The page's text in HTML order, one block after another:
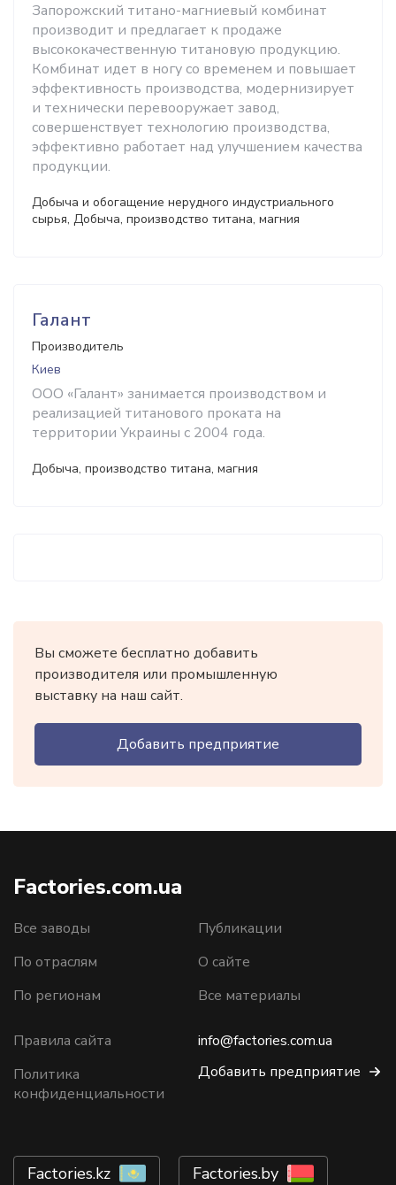
Запорожский титано-магниевый комбинат
производит и предлагает к продаже
высококачественную титановую продукцию.
Комбинат идет в ногу со временем и повышает
эффективность производства, модернизирует
и технически перевооружает завод,
совершенствует технологию производства,
эффективно работает над улучшением качества
продукции.
Добыча и обогащение нерудного индустриального
сырья, Добыча, производство титана, магния
Галант
Производитель
Киев
ООО «Галант» занимается производством и
реализацией титанового проката на
территории Украины с 2004 года.
Добыча, производство титана, магния
Вы сможете бесплатно добавить
производителя или промышленную
выставку на наш сайт.
Добавить предприятие
Factories.com.ua
Все заводы
По отраслям
По регионам
Публикации
О сайте
Все материалы
Правила сайта
Политика
конфиденциальности
info@factories.com.ua
Добавить предприятие
Factories.kz Factories.by